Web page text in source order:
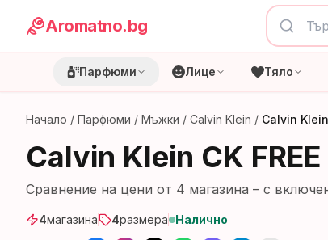
Aromatno.bg
Парфюми Лице Тяло
Начало / Парфюми / Мъжки / Calvin Klein / Calvin
Calvin Klein CK
Сравнение на цени от 4 магазина – с
4магазина 4размера Налично